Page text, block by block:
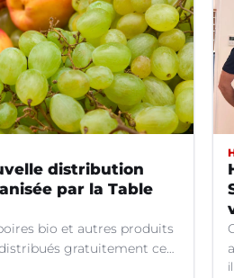
distribution
par la Table
bio et autres produits
gratuitement ce
bénévoles de la Table